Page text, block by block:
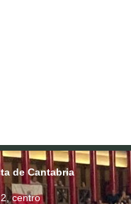
de Cantabria
centro